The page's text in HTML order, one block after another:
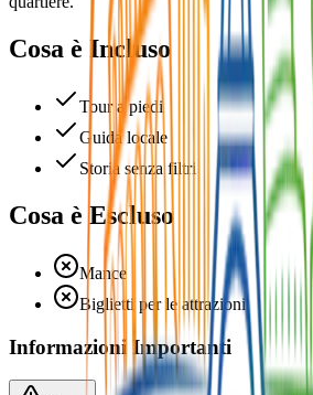
Cosa è Incluso
Tour a piedi
Guida locale
Storia senza filtri
Cosa è Escluso
Mance
Biglietti per le attrazioni
Informazioni Importanti